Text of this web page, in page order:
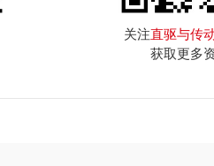
关注直驱与传
获取更多